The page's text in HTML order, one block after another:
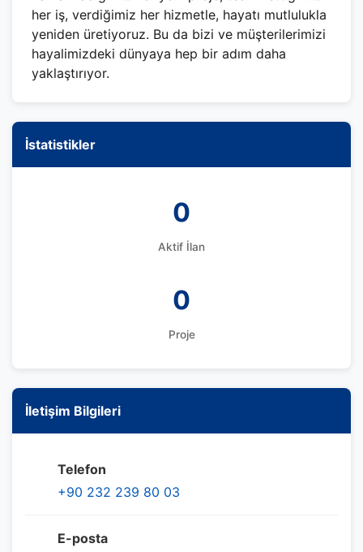
her iş, verdiğimiz her hizmetle, hayatı mutlulukla
yeniden üretiyoruz. Bu da bizi ve müşterilerimizi
hayalimizdeki dünyaya hep bir adım daha
yaklaştırıyor.
İstatistikler
0
Aktif İlan
0
Proje
İletişim Bilgileri
Telefon
+90 232 239 80 03
E-posta